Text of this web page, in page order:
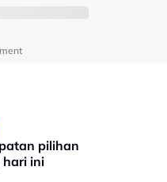
pilihan
hari ini